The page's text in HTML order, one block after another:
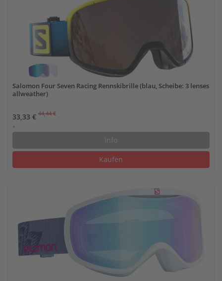
Salomon Four Seven Racing Rennskibrille (blau, Scheibe: 3 lenses
allweather)
33,33 € 44,44 €
*
Info
Kaufen